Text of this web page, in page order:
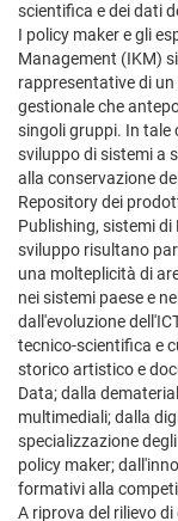
scientifica e dei dati
I policy maker e gli
Management (IKM)
rappresentative di
gestionale che
singoli gruppi. In tale
sviluppo di sistemi a
alla conservazione
Repository dei
Publishing, sistemi
sviluppo risultano
una molteplicità di
nei sistemi paese e
dall'evoluzione
tecnico-scientifica e
storico artistico e
Data; dalla
multimediali; dalla
specializzazione
policy maker;
formativi alla
A riprova del rilievo